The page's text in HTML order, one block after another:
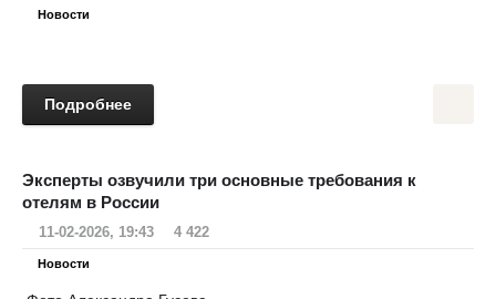
Новости
Подробнее
Эксперты озвучили три основные требования к
отелям в России
11-02-2026, 19:43 4 422
Новости